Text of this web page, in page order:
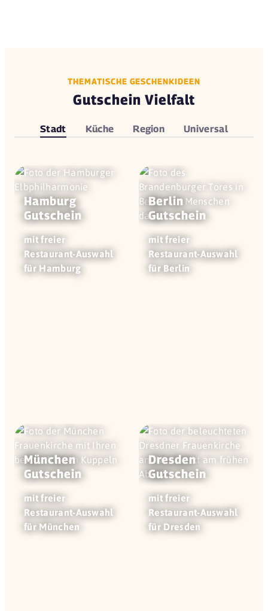
THEMATISCHE GESCHENKIDEEN
Gutschein Vielfalt
Stadt Küche Region Universal
Hamburg
Gutschein
mit freier
Restaurant-Auswahl
für Hamburg
Berlin
Gutschein
mit freier
Restaurant-Auswahl
für Berlin
München
Gutschein
mit freier
Restaurant-Auswahl
für München
Dresden
Gutschein
mit freier
Restaurant-Auswahl
für Dresden